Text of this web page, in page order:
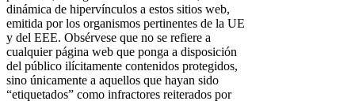
dinámica de hipervínculos a estos sitios web,
emitida por los organismos pertinentes de la UE
y del EEE. Obsérvese que no se refiere a
cualquier página web que ponga a disposición
del público ilícitamente contenidos protegidos,
sino únicamente a aquellos que hayan sido
“etiquetados” como infractores reiterados por